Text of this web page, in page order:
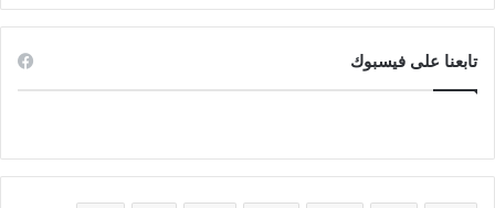
تابعنا على فيسبوك